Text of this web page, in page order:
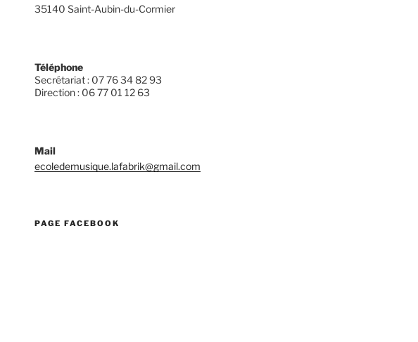
35140 Saint-Aubin-du-Cormier
Téléphone
Secrétariat : 07 76 34 82 93
Direction : 06 77 01 12 63
Mail
ecoledemusique.lafabrik@gmail.com
PAGE FACEBOOK